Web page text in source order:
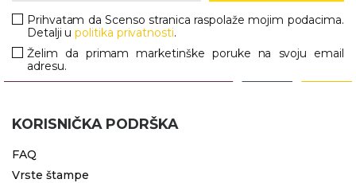
Prihvatam da Scenso stranica raspolaže mojim podacima.
Detalji upolitika privatnosti.
Želim da primam marketinške poruke na svoju email
adresu.
KORISNIČKA PODRŠKA
FAQ
Vrste štampe